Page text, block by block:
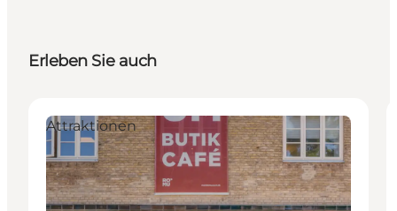
Erleben Sie auch
Attraktionen